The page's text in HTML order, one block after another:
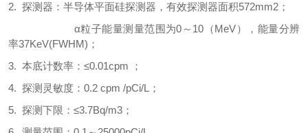
2. 探测器：半导体平面硅探测器，有效探测器面积572mm2；
α粒子能量测量范围为0～10（MeV），能量分辨
率37KeV(FWHM)；
3. 本底计数率：≤0.01cpm ；
4. 探测灵敏度：0.2 cpm /pCi/L；
5. 探测下限：≤3.7Bq/m3；